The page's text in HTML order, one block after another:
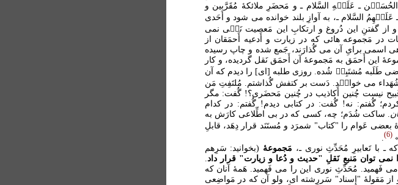
الحُسَي۟ن ـ عَلَي۟هِ السَّلام ـ و مَحضَرِ ملائكۀ مُقَرَّبين و
عَلَي۟هِمُ السَّلام ـ، به آوازِ بلند خوانده مى شود و أَحَدى
و از گفتنِ اين دُروغ و ارتكابِ اين مَعصيت نَه۟ى نمى
در مَجموعه هائى كه در زيارت و أَدعيه أَحمَقان از
اسمى براىِ آن مى گُذارَند، جَمع شده و چاپ رسيده
اين أَحمَق به مَجموعۀ آن أَحمَق نَقل گرديده، و كار
طَلَبه مُشتَبِه۟ شُده. روزى طلبه [اى] را ديدم كه آن
شُهَداء مى خوان۟د. دَست بر كتفش گُذاشتم. مُلتَفِتِ مَن
نيست چُنين أَكاذيب در چُنين مَحضَرى؟! گُفت: مگر
گُفتم: نه! گُفت: در كتابى ديدم! گُفتم: در كدام
. ساكت شُدَم؛ چه، كسى كه در بى اطِّلاعى كارَش به
بعضى عَوام را "كتاب" شمرَد و مُستَنَد قرار دِهَد، قابلِ
6
با تَعابیرِ مُحَدِّثِ نوری ـ، مَجموعۀ (بخوانید: سَرِهم
نمی توان مَنبعِ نَقلِ "حدیث و دُعا و زیارت" قرار داد
فَهمید. مُحَدِّثِ نوری این را می فَهمید. هَمۀ آنان که
از مَقولۀ "إِسناد" سَررِشته ای، ولو آن که در مَواضِعی